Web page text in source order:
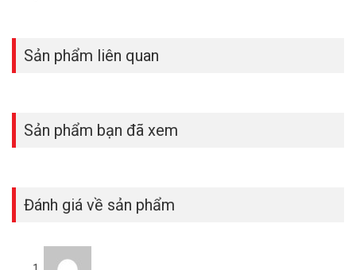
Sản phẩm liên quan
Sản phẩm bạn đã xem
Đánh giá về sản phẩm